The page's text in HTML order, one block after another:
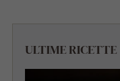
ULTIME RICETTE